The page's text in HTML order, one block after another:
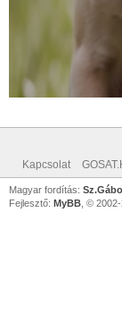
Kapcsolat
Magyar fordítás:
Fejlesztő: MyBB , ©